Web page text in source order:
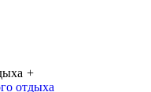
+
отдыха